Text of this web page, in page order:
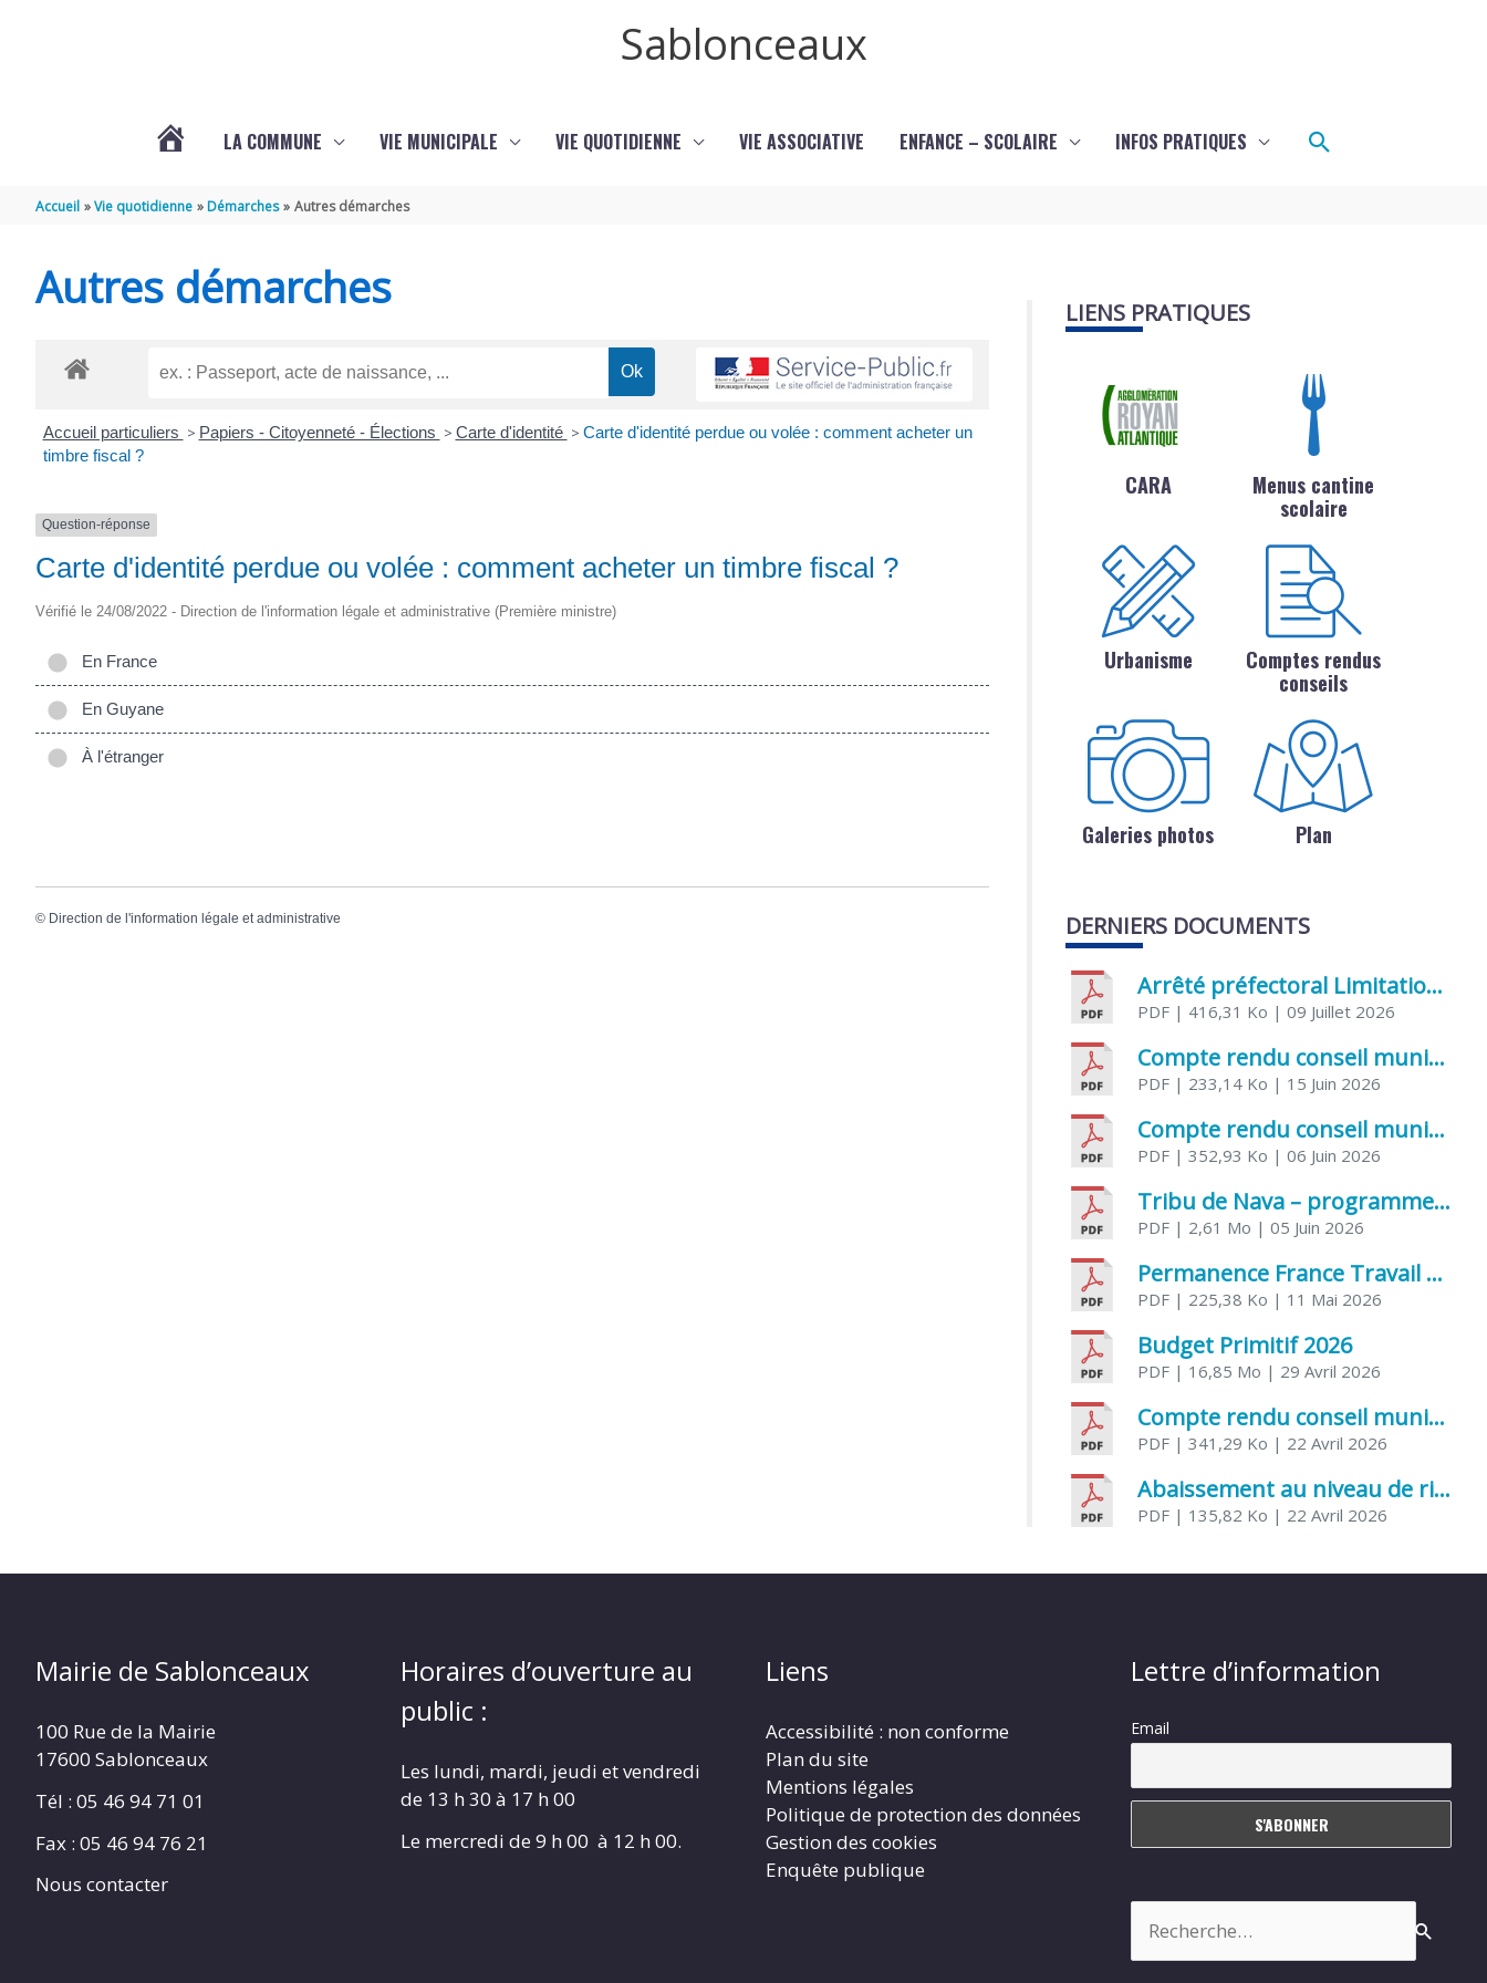
Sablonceaux
LA COMMUNE VIE MUNICIPALE VIE QUOTIDIENNE VIE ASSOCIATIVE ENFANCE – SCOLAIRE INFOS PRATIQUES Rechercher
Accueil Vie quotidienne Démarches Autres démarches
Autres démarches
Accueil particuliers > Papiers - Citoyenneté - Élections > Carte d'identité > Carte d'identité perdue ou volée : comment acheter un
timbre fiscal ?
Question-réponse
Carte d'identité perdue ou volée : comment acheter un timbre fiscal ?
Vérifié le 24/08/2022 - Direction de l'information légale et administrative (Première ministre)
En France
En Guyane
À l'étranger
© Direction de l'information légale et administrative
LIENS PRATIQUES
CARA
Menus cantine
scolaire
Urbanisme
Comptes rendus
conseils
Galeries photos Plan
DERNIERS DOCUMENTS
Arrêté préfectoral Limitation provisoire des usages de l’eau
PDF | 416,31 Ko | 09 Juillet 2026
Compte rendu conseil municipal 5 juin 2026 sénatoriale
PDF | 233,14 Ko | 15 Juin 2026
Compte rendu conseil municipal – 21 avril 2026
PDF | 352,93 Ko | 06 Juin 2026
Tribu de Nava – programme et inscriptions été 2026
PDF | 2,61 Mo | 05 Juin 2026
Permanence France Travail au CCAS de Saujon Juin 2026
PDF | 225,38 Ko | 11 Mai 2026
Budget Primitif 2026
PDF | 16,85 Mo | 29 Avril 2026
Compte rendu conseil municipal – 7 avril 2026
PDF | 341,29 Ko | 22 Avril 2026
Abaissement au niveau de risque modéré de l’Influenza aviaire
PDF | 135,82 Ko | 22 Avril 2026
Mairie de Sablonceaux
100 Rue de la Mairie
17600 Sablonceaux
Tél : 05 46 94 71 01
Fax : 05 46 94 76 21
Nous contacter
Horaires d’ouverture au
public :
Les lundi, mardi, jeudi et vendredi
de 13 h 30 à 17 h 00
Le mercredi de 9 h 00 à 12 h 00.
Liens
Accessibilité : non conforme
Plan du site
Mentions légales
Politique de protection des données
Gestion des cookies
Enquête publique
Lettre d’information
Email